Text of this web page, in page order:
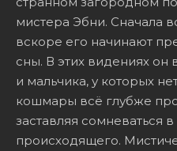
мистера Эбни. Сначала
вскоре его начинают
сны. В этих видениях
и мальчика, у которых
кошмары всё глубже
заставляя сомневаться
происходящего.